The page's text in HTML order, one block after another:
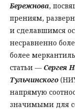
Бережнова,
прениям,
и сделавшимся
несравненно
более
статьи — Сергея
Тульчинского
напрямую
значимыми для